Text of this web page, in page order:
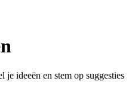
je ideeën en stem op suggesties